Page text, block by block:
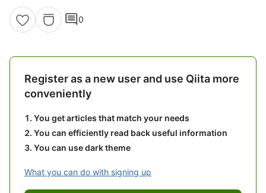
comment0
Register as a new user and use Qiita more
conveniently
You get articles that match your needs
You can efficiently read back useful information
You can use dark theme
What you can do with signing up